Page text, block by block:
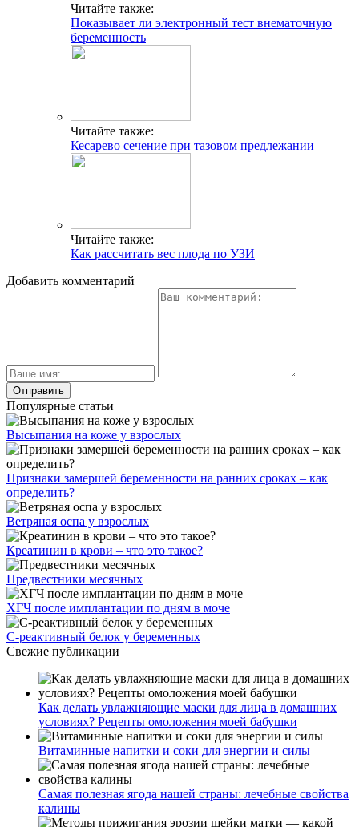
Читайте также:
Показывает ли электронный тест внематочную
беременность
Читайте также:
Кесарево сечение при тазовом предлежании
Читайте также:
Как рассчитать вес плода по УЗИ
Добавить комментарий
Популярные статьи
Высыпания на коже у взрослых
Признаки замершей беременности на ранних сроках – как
определить?
Ветряная оспа у взрослых
Креатинин в крови – что это такое?
Предвестники месячных
ХГЧ после имплантации по дням в моче
С-реактивный белок у беременных
Свежие публикации
Как делать увлажняющие маски для лица в домашних
условиях? Рецепты омоложения моей бабушки
Витаминные напитки и соки для энергии и силы
Самая полезная ягода нашей страны: лечебные свойства
калины